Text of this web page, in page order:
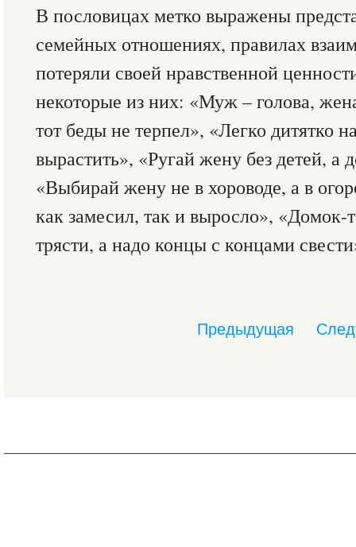
В пословицах метко выражены
семейных отношениях, правилах
потеряли своей нравственной
некоторые из них: «Муж – голова,
тот беды не терпел», «Легко дитятко
вырастить», «Ругай жену без детей, а
«Выбирай жену не в хороводе, а в
как замесил, так и выросло»,
трясти, а надо концы с концами
Предыдущая